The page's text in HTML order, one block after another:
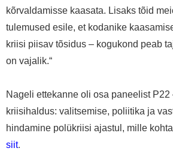
kõrvaldamisse kaasata. Lisaks tõid
tulemused esile, et kodanike
kriisi piisav tõsidus – kogukond peab
on vajalik.“
Nageli ettekanne oli osa paneelist
kriisihaldus: valitsemise, poliitika ja
hindamine polükriisi ajastul, mille
siit.